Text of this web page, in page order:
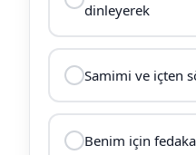
dinleyerek
Samimi ve içten
Benim için